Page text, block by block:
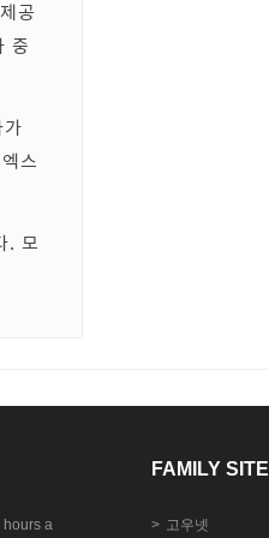
공
중
스
. 모
a
FAMILY SITE
고우넷